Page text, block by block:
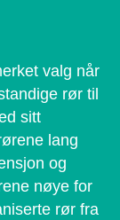
valg når
rør til
sitt
lang
og
nøye for
rør fra